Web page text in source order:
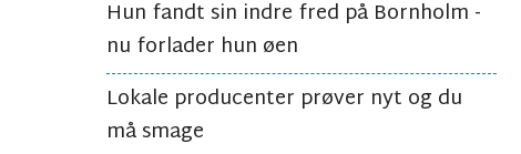
Hun fandt sin indre fred på Bornholm -
nu forlader hun øen
Lokale producenter prøver nyt og du
må smage